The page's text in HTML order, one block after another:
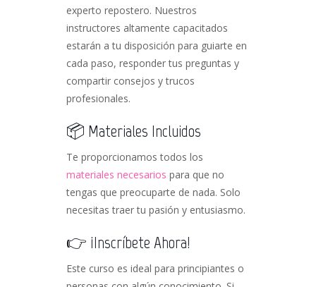
experto repostero. Nuestros
instructores altamente capacitados
estarán a tu disposición para guiarte en
cada paso, responder tus preguntas y
compartir consejos y trucos
profesionales.
📦 Materiales Incluidos
Te proporcionamos todos los
materiales necesarios para que no
tengas que preocuparte de nada. Solo
necesitas traer tu pasión y entusiasmo.
👉 ¡Inscríbete Ahora!
Este curso es ideal para principiantes o